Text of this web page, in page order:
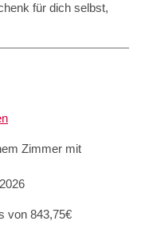
für dich selbst,
Zimmer mit
von 843,75€